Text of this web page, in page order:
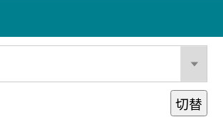
切替